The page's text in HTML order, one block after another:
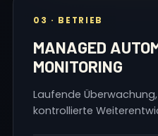
03 · BETRIEB
MANAGED
MONITORING
Laufende
kontrollierte